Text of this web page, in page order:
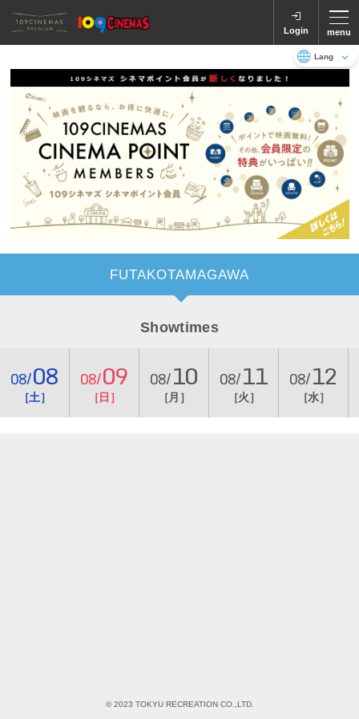
Login menu
FUTAKOTAMAGAWA
Showtimes
08/08
［土］
08/09
［日］
08/10
［月］
08/11
［火］
08/12
［水］
© 2023 TOKYU RECREATION CO.,LTD.